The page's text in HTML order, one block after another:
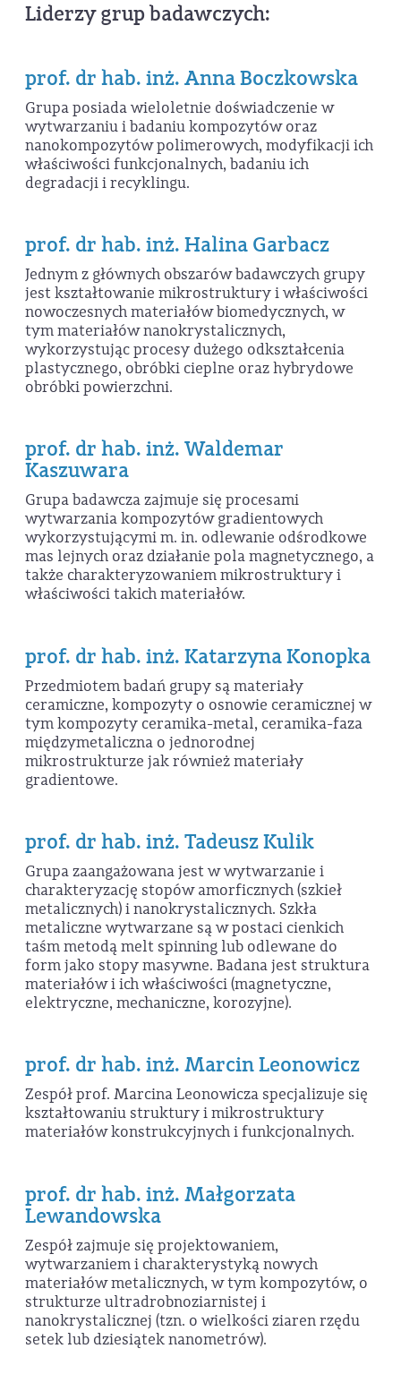
Liderzy grup badawczych:
prof. dr hab. inż. Anna Boczkowska
Grupa posiada wieloletnie doświadczenie w
wytwarzaniu i badaniu kompozytów oraz
nanokompozytów polimerowych, modyfikacji ich
właściwości funkcjonalnych, badaniu ich
degradacji i recyklingu.
prof. dr hab. inż. Halina Garbacz
Jednym z głównych obszarów badawczych grupy
jest kształtowanie mikrostruktury i właściwości
nowoczesnych materiałów biomedycznych, w
tym materiałów nanokrystalicznych,
wykorzystując procesy dużego odkształcenia
plastycznego, obróbki cieplne oraz hybrydowe
obróbki powierzchni.
prof. dr hab. inż. Waldemar
Kaszuwara
Grupa badawcza zajmuje się procesami
wytwarzania kompozytów gradientowych
wykorzystującymi m. in. odlewanie odśrodkowe
mas lejnych oraz działanie pola magnetycznego, a
także charakteryzowaniem mikrostruktury i
właściwości takich materiałów.
prof. dr hab. inż. Katarzyna Konopka
Przedmiotem badań grupy są materiały
ceramiczne, kompozyty o osnowie ceramicznej w
tym kompozyty ceramika-metal, ceramika-faza
międzymetaliczna o jednorodnej
mikrostrukturze jak również materiały
gradientowe.
prof. dr hab. inż. Tadeusz Kulik
Grupa zaangażowana jest w wytwarzanie i
charakteryzację stopów amorficznych (szkieł
metalicznych) i nanokrystalicznych. Szkła
metaliczne wytwarzane są w postaci cienkich
taśm metodą melt spinning lub odlewane do
form jako stopy masywne. Badana jest struktura
materiałów i ich właściwości (magnetyczne,
elektryczne, mechaniczne, korozyjne).
prof. dr hab. inż. Marcin Leonowicz
Zespół prof. Marcina Leonowicza specjalizuje się
kształtowaniu struktury i mikrostruktury
materiałów konstrukcyjnych i funkcjonalnych.
prof. dr hab. inż. Małgorzata
Lewandowska
Zespół zajmuje się projektowaniem,
wytwarzaniem i charakterystyką nowych
materiałów metalicznych, w tym kompozytów, o
strukturze ultradrobnoziarnistej i
nanokrystalicznej (tzn. o wielkości ziaren rzędu
setek lub dziesiątek nanometrów).